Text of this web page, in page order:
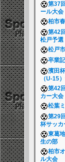
第37
ール大会
柏市
第42
松戸予選
松戸
卒業
濱田
（U-15
第42
カー大会
松葉
第29
杯サッカ
東葛
生の部
柏市
ル大会